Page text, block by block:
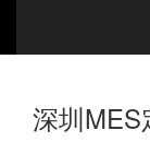
深圳MES